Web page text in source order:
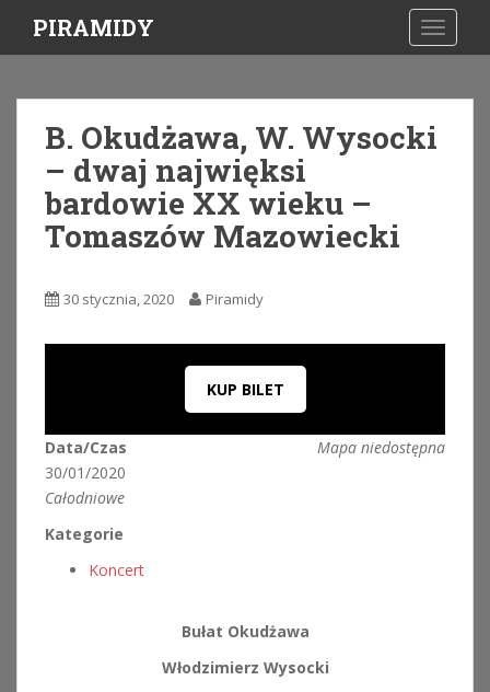
i
PIRAMIDY
B. Okudżawa, W. Wysocki
– dwaj najwięksi
bardowie XX wieku –
Tomaszów Mazowiecki
30 stycznia, 2020 Piramidy
KUP BILET
Mapa niedostępna
Data/Czas
30/01/2020
Całodniowe
Kategorie
Koncert
Bułat Okudżawa
Włodzimierz Wysocki